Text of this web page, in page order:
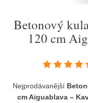
Betonový
120 cm
Nejprodávanější
cm Aiguablava –